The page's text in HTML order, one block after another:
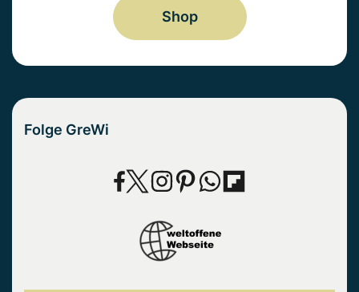
Shop
Folge GreWi